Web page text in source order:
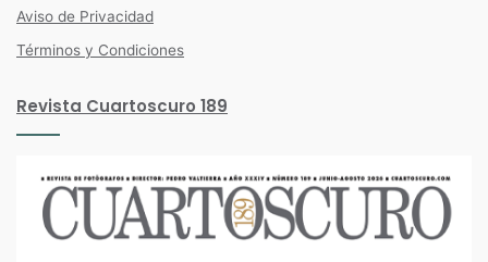
Aviso de Privacidad
Términos y Condiciones
Revista Cuartoscuro 189